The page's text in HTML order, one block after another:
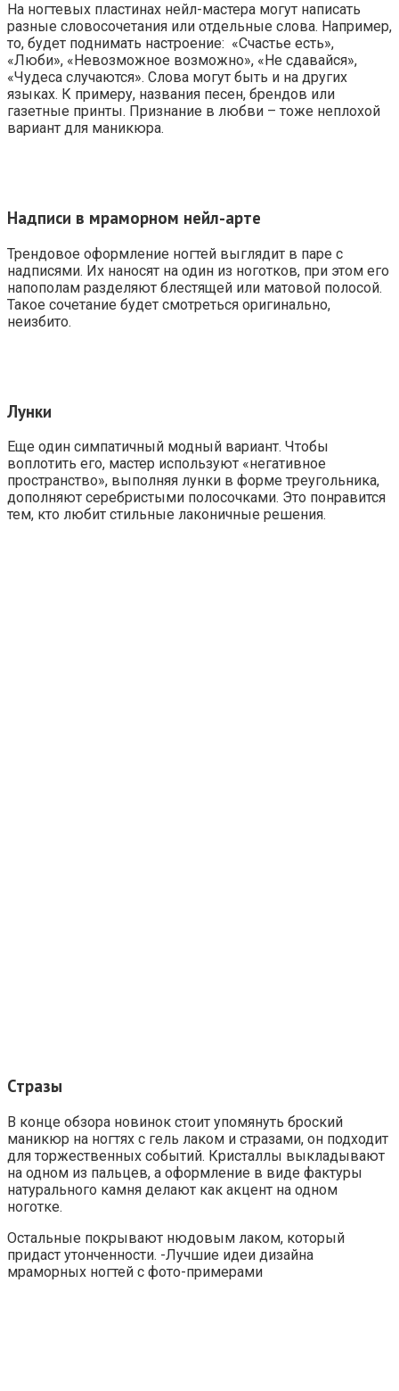
На ногтевых пластинах нейл-мастера могут написать
разные словосочетания или отдельные слова. Например,
то, будет поднимать настроение: «Счастье есть»,
«Люби», «Невозможное возможно», «Не сдавайся»,
«Чудеса случаются». Слова могут быть и на других
языках. К примеру, названия песен, брендов или
газетные принты. Признание в любви – тоже неплохой
вариант для маникюра.
Надписи в мраморном нейл-арте
Трендовое оформление ногтей выглядит в паре с
надписями. Их наносят на один из ноготков, при этом его
напополам разделяют блестящей или матовой полосой.
Такое сочетание будет смотреться оригинально,
неизбито.
Лунки
Еще один симпатичный модный вариант. Чтобы
воплотить его, мастер используют «негативное
пространство», выполняя лунки в форме треугольника,
дополняют серебристыми полосочками. Это понравится
тем, кто любит стильные лаконичные решения.
Стразы
В конце обзора новинок стоит упомянуть броский
маникюр на ногтях с гель лаком и стразами, он подходит
для торжественных событий. Кристаллы выкладывают
на одном из пальцев, а оформление в виде фактуры
натурального камня делают как акцент на одном
ноготке.
Остальные покрывают нюдовым лаком, который
придаст утонченности. -Лучшие идеи дизайна
мраморных ногтей с фото-примерами